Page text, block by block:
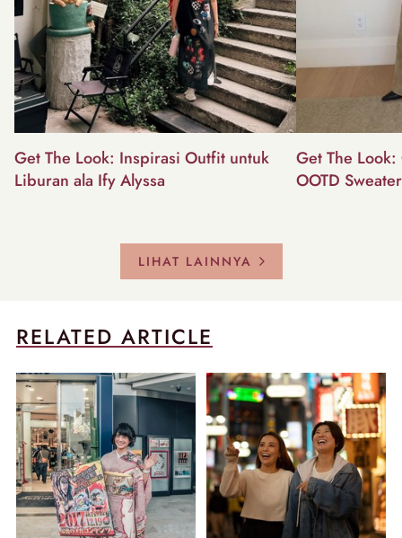
Get The Look: Inspirasi Outfit untuk
Liburan ala Ify Alyssa
Get The
OOTD
LIHAT LAINNYA
RELATED ARTICLE